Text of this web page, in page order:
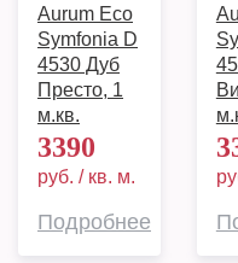
Aurum Eco
Symfonia D
4530 Дуб
Престо, 1
м.кв.
3390
руб. / кв. м.
Подробнее